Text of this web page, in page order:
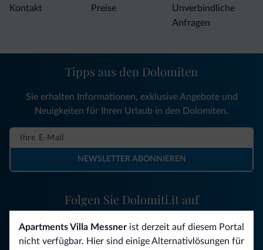
Apartments Villa Messner ist derzeit auf diesem Portal
nicht verfügbar. Hier sind einige Alternativlösungen für
Kontakt
Preise
Unverbindliche
Anfragen
Folgen Sie Dolomiti.it auf
Tipps aus den Dolomiten
Sie erhalten Informationen, exklusive Angebote und
Neuigkeiten für Ihren Urlaub in den Dolomiten.
NEWSLETTER ABONNIEREN